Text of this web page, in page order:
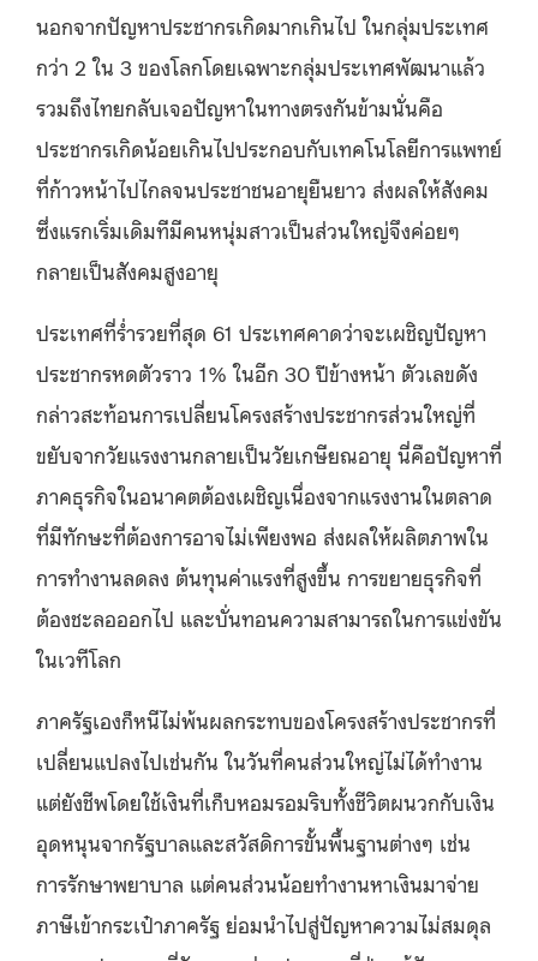
นอกจากปัญหาประชากรเกิดมากเกินไป ในกลุ่มประเทศ
กว่า 2 ใน 3 ของโลกโดยเฉพาะกลุ่มประเทศพัฒนาแล้ว
รวมถึงไทยกลับเจอปัญหาในทางตรงกันข้ามนั่นคือ
ประชากรเกิดน้อยเกินไปประกอบกับเทคโนโลยีการแพทย์
ที่ก้าวหน้าไปไกลจนประชาชนอายุยืนยาว ส่งผลให้สังคม
ซึ่งแรกเริ่มเดิมทีมีคนหนุ่มสาวเป็นส่วนใหญ่จึงค่อยๆ
กลายเป็นสังคมสูงอายุ
ประเทศที่ร่ำรวยที่สุด 61 ประเทศคาดว่าจะเผชิญปัญหา
ประชากรหดตัวราว 1% ในอีก 30 ปีข้างหน้า ตัวเลขดัง
กล่าวสะท้อนการเปลี่ยนโครงสร้างประชากรส่วนใหญ่ที่
ขยับจากวัยแรงงานกลายเป็นวัยเกษียณอายุ นี่คือปัญหาที่
ภาคธุรกิจในอนาคตต้องเผชิญเนื่องจากแรงงานในตลาด
ที่มีทักษะที่ต้องการอาจไม่เพียงพอ ส่งผลให้ผลิตภาพใน
การทำงานลดลง ต้นทุนค่าแรงที่สูงขึ้น การขยายธุรกิจที่
ต้องชะลอออกไป และบั่นทอนความสามารถในการแข่งขัน
ในเวทีโลก
ภาครัฐเองก็หนีไม่พ้นผลกระทบของโครงสร้างประชากรที่
เปลี่ยนแปลงไปเช่นกัน ในวันที่คนส่วนใหญ่ไม่ได้ทำงาน
แต่ยังชีพโดยใช้เงินที่เก็บหอมรอมริบทั้งชีวิตผนวกกับเงิน
อุดหนุนจากรัฐบาลและสวัสดิการขั้นพื้นฐานต่างๆ เช่น
การรักษาพยาบาล แต่คนส่วนน้อยทำงานหาเงินมาจ่าย
ภาษีเข้ากระเป๋าภาครัฐ ย่อมนำไปสู่ปัญหาความไม่สมดุล